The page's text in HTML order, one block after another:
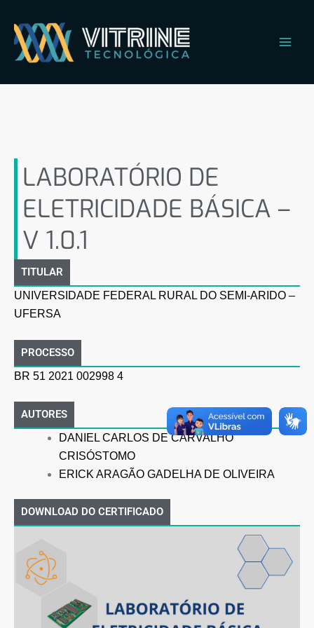
para
conteúdo
LABORATÓRIO DE
ELETRICIDADE BÁSICA –
V 1.0.1
TITULAR
UNIVERSIDADE FEDERAL RURAL DO SEMI-ARIDO –
UFERSA
PROCESSO
BR 51 2021 002998 4
AUTORES
DANIEL CARLOS DE CARVALHO
CRISÓSTOMO
ERICK ARAGÃO GADELHA DE OLIVEIRA
DOWNLOAD DO CERTIFICADO